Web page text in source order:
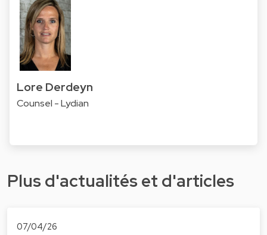
Lore Derdeyn
Counsel - Lydian
Plus d'actualités et d'articles
07/04/26